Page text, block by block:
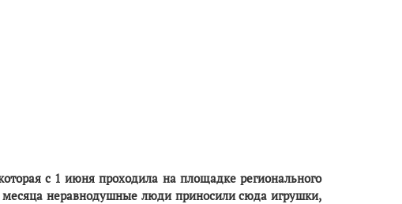
с 1 июня проходила на площадке регионального
неравнодушные люди приносили сюда игрушки,